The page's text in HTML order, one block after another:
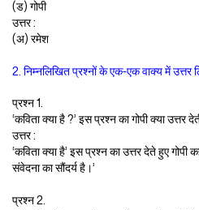
(ड) गोपी
उत्तर :
(अ) रमेश
2. निम्नलिखित प्रश्नों के एक-एक वाक्य में उत्तर
प्रश्न 1.
‘कविता क्या है ?’ इस प्रश्न का गोपी क्या उत्तर
उत्तर :
‘कविता क्या है’ इस प्रश्न का उत्तर देते हुए गोपी
संवेदना का सौंदर्य है।’
प्रश्न 2.